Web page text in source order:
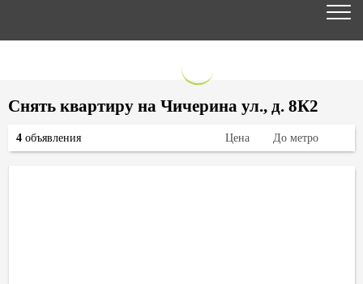
Снять квартиру на Чичерина ул., д. 8К2
4 объявления Цена До метро